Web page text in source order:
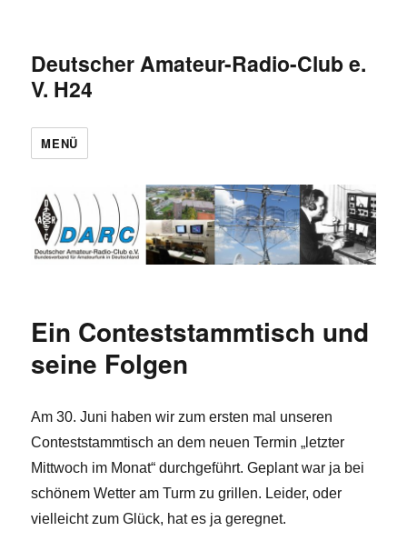
Deutscher Amateur-Radio-Club e.
V. H24
MENÜ
Ein Conteststammtisch und
seine Folgen
Am 30. Juni haben wir zum ersten mal unseren
Conteststammtisch an dem neuen Termin „letzter
Mittwoch im Monat“ durchgeführt. Geplant war ja bei
schönem Wetter am Turm zu grillen. Leider, oder
vielleicht zum Glück, hat es ja geregnet.